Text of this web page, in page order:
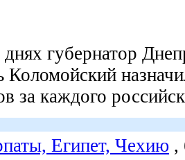
губернатор
Коломойский
за каждого
Египет, Чехию ,